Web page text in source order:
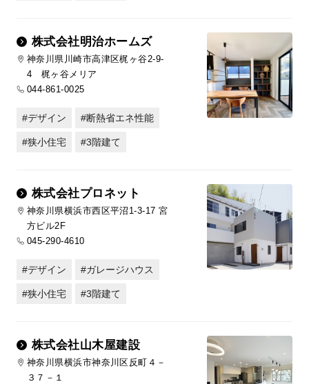
株式会社明治ホームズ
神奈川県川崎市高津区梶ヶ谷2-9-
4 梶ヶ谷メリア
044-861-0025
デザイン 断熱省エネ性能
狭小住宅 3階建て
株式会社プロネット
神奈川県横浜市西区平沼1-3-17 宮
方ビル2F
045-290-4610
デザイン ガレージハウス
狭小住宅 3階建て
株式会社山木屋建設
神奈川県横浜市神奈川区反町４－
３７－１